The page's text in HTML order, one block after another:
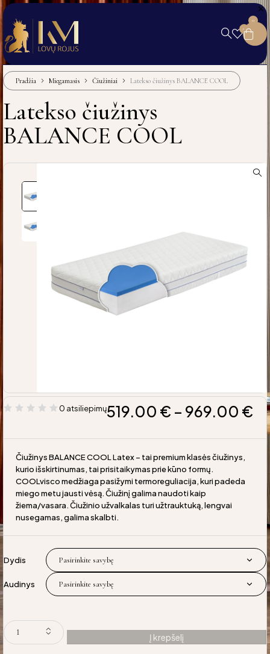
0
0
Pradžia Miegamasis Čiužiniai Latekso čiužinys BALANCE COOL
Latekso čiužinys
BALANCE COOL
0 atsiliepimų519.00 € – 969.00 €
Čiužinys BALANCE COOL Latex – tai premium klasės čiužinys,
kurio išskirtinumas, tai prisitaikymas prie kūno formų.
COOLvisco medžiaga pasižymi termoreguliacija, kuri padeda
miego metu jausti vėsą. Čiužinį galima naudoti kaip
žiema/vasara. Čiužinio užvalkalas turi užtrauktuką, lengvai
nusegamas, galima skalbti.
Dydis
Audinys
Į krepšelį